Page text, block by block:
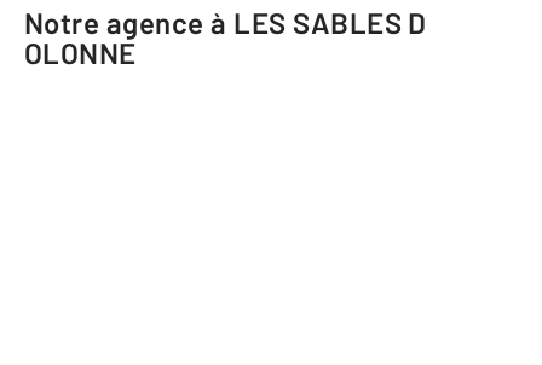
Notre agence à LES SABLES D
OLONNE